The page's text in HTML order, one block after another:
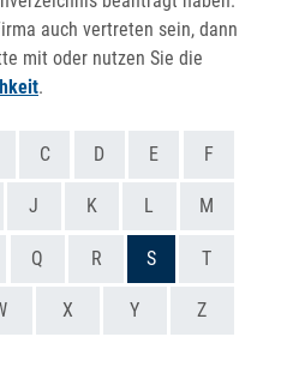
auch vertreten sein, dann
mit oder nutzen Sie die
.
C D E F
J K L M
Q R S T
X Y Z